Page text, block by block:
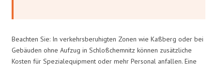
Beachten Sie: In verkehrsberuhigten Zonen wie Kaßberg oder bei
Gebäuden ohne Aufzug in Schloßchemnitz können zusätzliche
Kosten für Spezialequipment oder mehr Personal anfallen. Eine